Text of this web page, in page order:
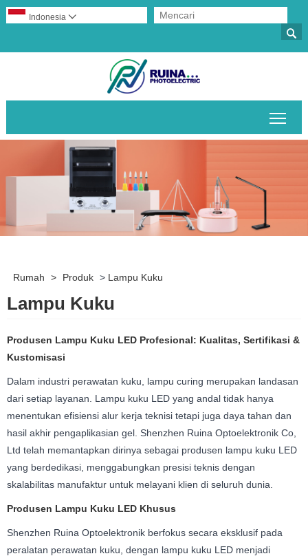

Indonesia 
Rumah > Produk > Lampu Kuku
Lampu Kuku
Produsen Lampu Kuku LED Profesional: Kualitas, Sertifikasi &
Kustomisasi
Dalam industri perawatan kuku, lampu curing merupakan landasan
dari setiap layanan. Lampu kuku LED yang andal tidak hanya
menentukan efisiensi alur kerja teknisi tetapi juga daya tahan dan
hasil akhir pengaplikasian gel. Shenzhen Ruina Optoelektronik Co,
Ltd telah memantapkan dirinya sebagai produsen lampu kuku LED
yang berdedikasi, menggabungkan presisi teknis dengan
skalabilitas manufaktur untuk melayani klien di seluruh dunia.
Produsen Lampu Kuku LED Khusus
Shenzhen Ruina Optoelektronik berfokus secara eksklusif pada
peralatan perawatan kuku, dengan lampu kuku LED menjadi